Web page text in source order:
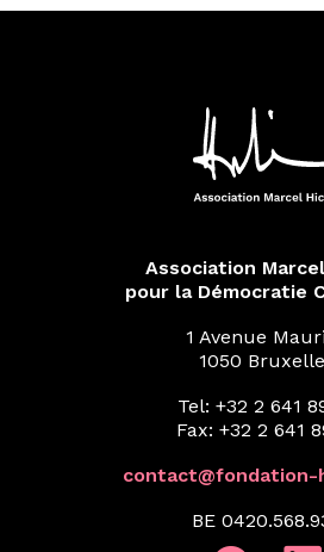
Association
pour la Démocratie
1 Avenue
1050
Tel: +32 2 641
Fax: +32 2 641
contact@fondation-
BE